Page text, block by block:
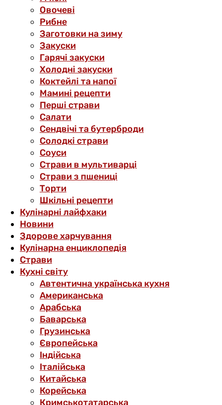
Овочеві
Рибне
Заготовки на зиму
Закуски
Гарячі закуски
Холодні закуски
Коктейлі та напої
Мамині рецепти
Перші страви
Салати
Сендвічі та бутерброди
Солодкі страви
Соуси
Страви в мультиварці
Страви з пшениці
Торти
Шкільні рецепти
Кулінарні лайфхаки
Новини
Здорове харчування
Кулінарна енциклопедія
Страви
Кухні світу
Автентична українська кухня
Американська
Арабська
Баварська
Грузинська
Європейська
Індійська
Італійська
Китайська
Корейська
Кримськотатарська